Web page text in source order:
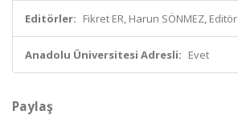
Editörler: Fikret ER, Harun SÖNMEZ, Editör
Anadolu Üniversitesi Adresli: Evet
Paylaş